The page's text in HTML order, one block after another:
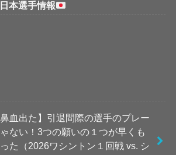
日本選手情報
鼻血出た】引退間際の選手のプレー
ない！3つの願いの１つが早くも
た（2026ワシントン１回戦 vs. シ